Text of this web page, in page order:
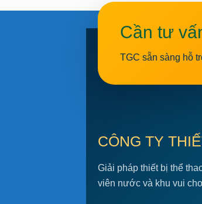
Cần tư
TGC sẵn sàng hỗ
CÔNG TY
Giải pháp thiết bị thể
viên nước và khu vui